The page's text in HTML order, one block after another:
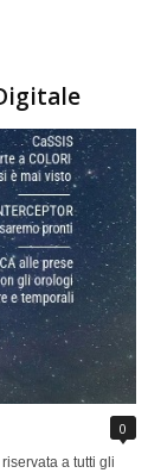
0
a tutti gli